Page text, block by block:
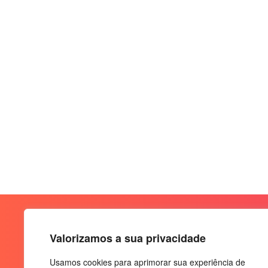
Valorizamos a sua privacidade
Usamos cookies para aprimorar sua experiência de